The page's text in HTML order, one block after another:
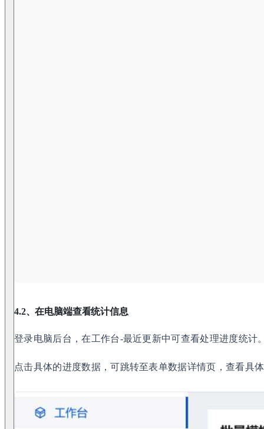
4.2、在电脑端查看统计信息
登录电脑后台，在工作台-最近更新中可查看处理进度统计
点击具体的进度数据，可跳转至表单数据详情页，查看具